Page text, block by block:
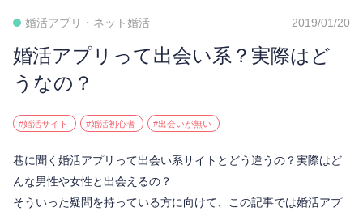
婚活アプリ・ネット婚活 2019/01/20
婚活アプリって出会い系？実際はど
うなの？
#婚活サイト #婚活初心者 #出会いが無い
巷に聞く婚活アプリって出会い系サイトとどう違うの？実際はど
んな男性や女性と出会えるの？
そういった疑問を持っている方に向けて、この記事では婚活アプ